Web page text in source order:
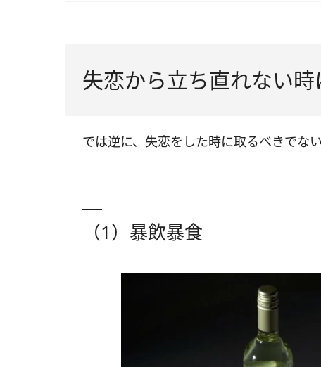
失恋から立ち直れない
では逆に、失恋をした時に取るべきでな
（1）暴飲暴食